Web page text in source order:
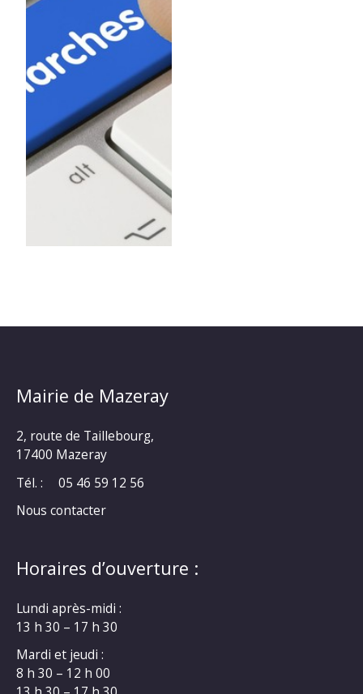
Mairie de Mazeray
2, route de Taillebourg,
17400 Mazeray
Tél. :
05 46 59 12 56
Nous contacter
Horaires d’ouverture :
Lundi après-midi :
13 h 30 – 17 h 30
Mardi et jeudi :
8 h 30 – 12 h 00